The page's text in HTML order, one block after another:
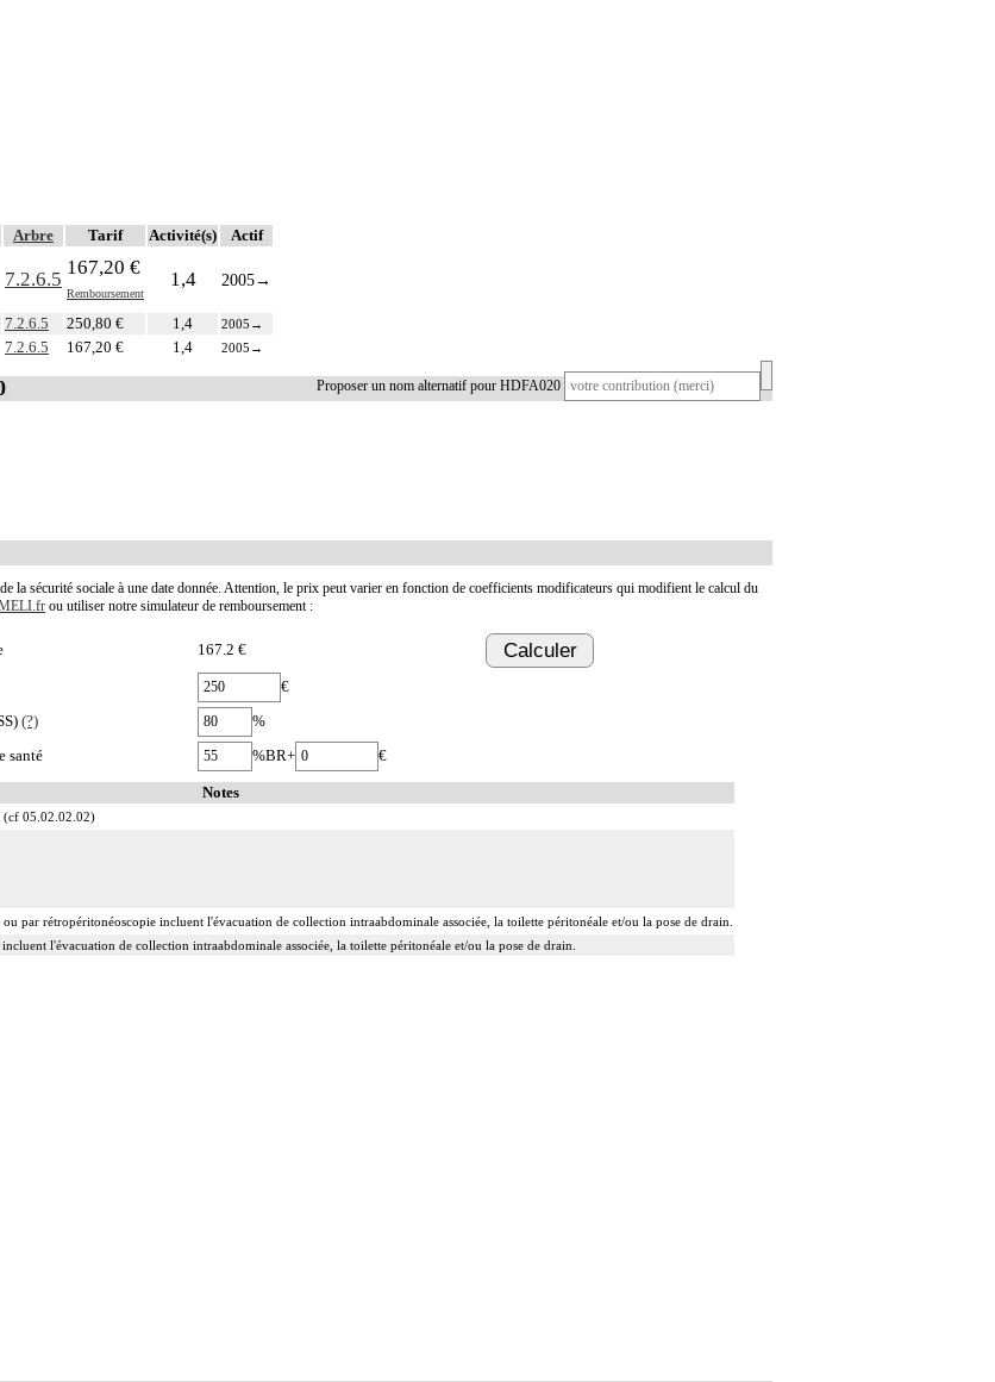
Arbre Tarif Activité(s) Actif
7.2.6.5
167,20 €
Remboursement
1,4 2005→
7.2.6.5 250,80 € 1,4 2005 →
7.2.6.5 167,20 € 1,4 2005 →
Proposer un nom alternatif pour HDFA020
la sécurité sociale à une date donnée. Attention, le prix peut varier en fonction de coefficients modificateurs qui modifient le calcul du
ou utiliser notre simulateur de remboursement :
167.2 € Calculer
€
(?)
%
santé
%BR+ €
Notes
(cf 05.02.02.02)
par rétropéritonéoscopie incluent l'évacuation de collection intraabdominale associée, la toilette péritonéale et/ou la pose de drain.
l'évacuation de collection intraabdominale associée, la toilette péritonéale et/ou la pose de drain.